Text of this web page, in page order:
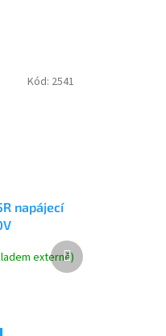
napájecí
externě)
Kód: 2541
Další
produkt